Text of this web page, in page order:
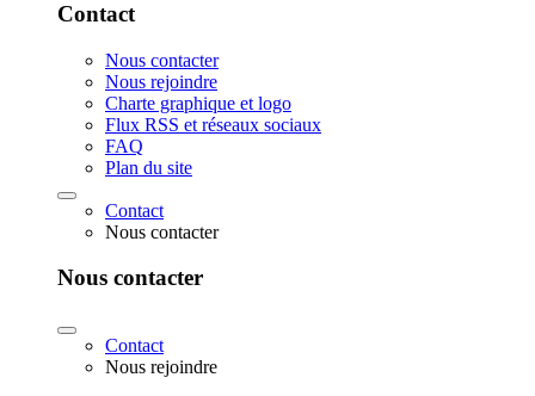
Contact
Nous contacter
Nous rejoindre
Charte graphique et logo
Flux RSS et réseaux sociaux
FAQ
Plan du site
Contact
Nous contacter
Nous contacter
Contact
Nous rejoindre